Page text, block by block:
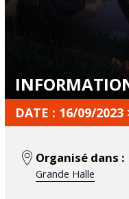
DATE : 16/09/2023
Organisé dans :
Grande Halle